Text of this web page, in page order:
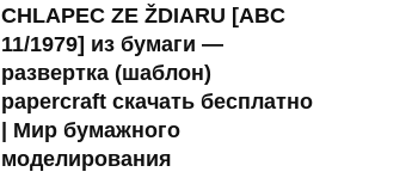
CHLAPEC ZE ŽDIARU [ABC
11/1979] из бумаги —
развертка (шаблон)
papercraft скачать бесплатно
| Мир бумажного
моделирования